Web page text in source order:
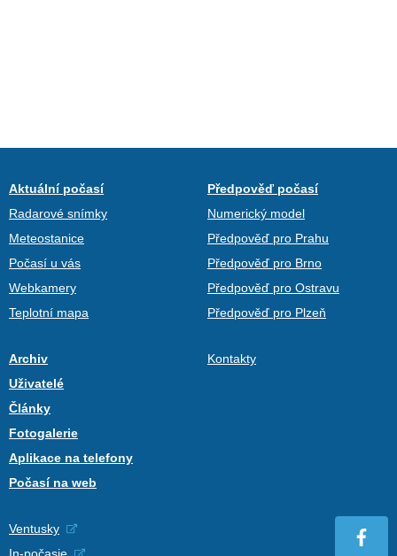
Aktuální počasí
Radarové snímky
Meteostanice
Počasí u vás
Webkamery
Teplotní mapa
Předpověď počasí
Numerický model
Předpověď pro Prahu
Předpověď pro Brno
Předpověď pro Ostravu
Předpověď pro Plzeň
Archiv
Uživatelé
Články
Fotogalerie
Aplikace na telefony
Počasí na web
Kontakty
Ventusky